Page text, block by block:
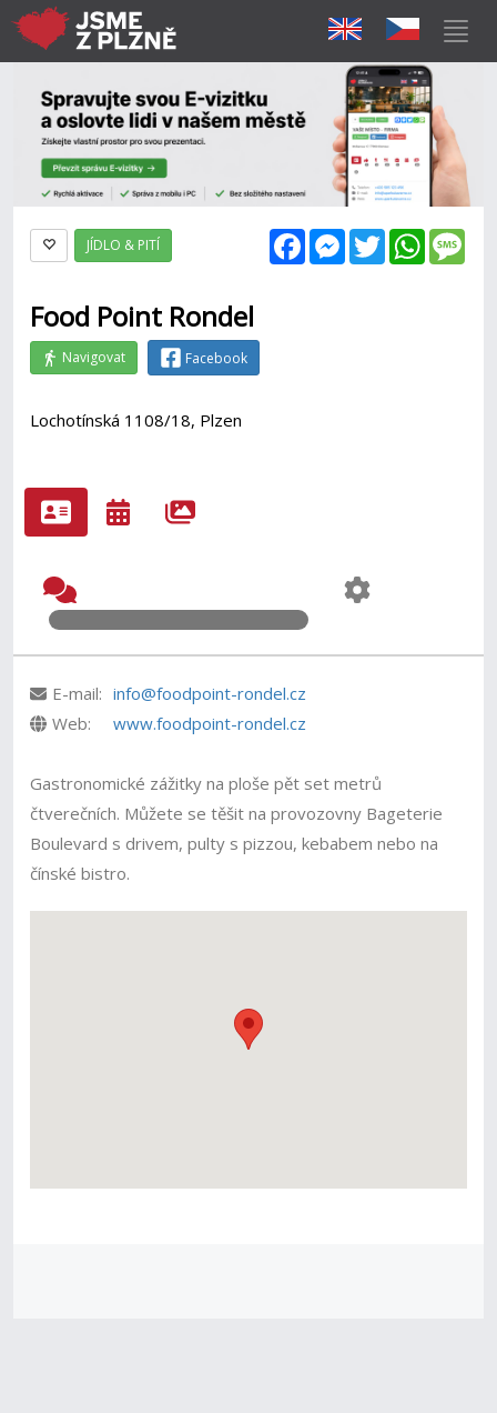
FacebookMessenger
Twitter
JÍDLO & PITÍ
Food Point Rondel
Navigovat Facebook
Lochotínská 1108/18, Plzen
E-mail: info@foodpoint-rondel.cz
Web:
www.foodpoint-rondel.cz
Gastronomické zážitky na ploše pět set metrů
čtverečních. Můžete se těšit na provozovny Bageterie
Boulevard s drivem, pulty s pizzou, kebabem nebo na
čínské bistro.